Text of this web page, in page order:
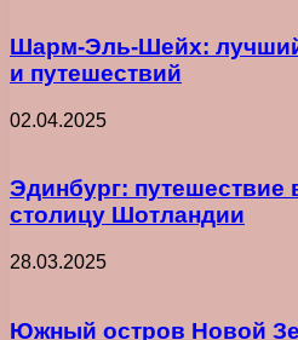
Шарм-Эль-Шейх:
и путешествий
02.04.2025
Эдинбург: путешествие
столицу Шотландии
28.03.2025
Южный остров Новой